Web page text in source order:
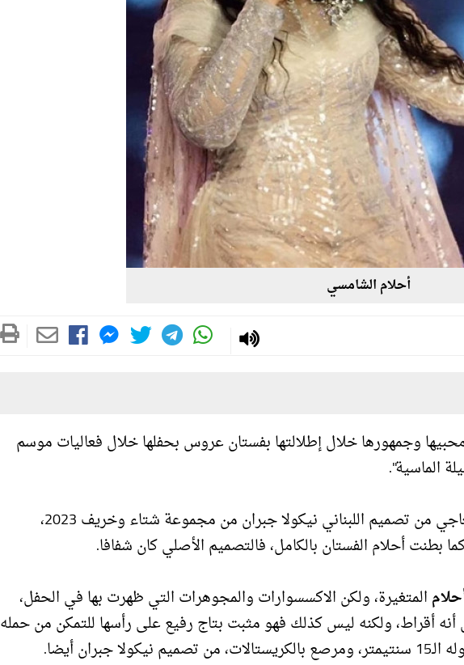
أحلام الشامسي
وجمهورها خلال إطلالتها بفستان عروس بحفلها خلال فعاليات موسم
الماسية".
بفستان عروس باللون العاجي من تصميم اللبناني نيكولا جبران من مجموعة شتاء وخريف 2023،
المتغيرة، ولكن الاكسسوارات والمجوهرات التي ظهرت بها في الحفل،
أقراط، ولكنه ليس كذلك فهو مثبت بتاج رفيع على رأسها للتمكن من حمله
أيضا.